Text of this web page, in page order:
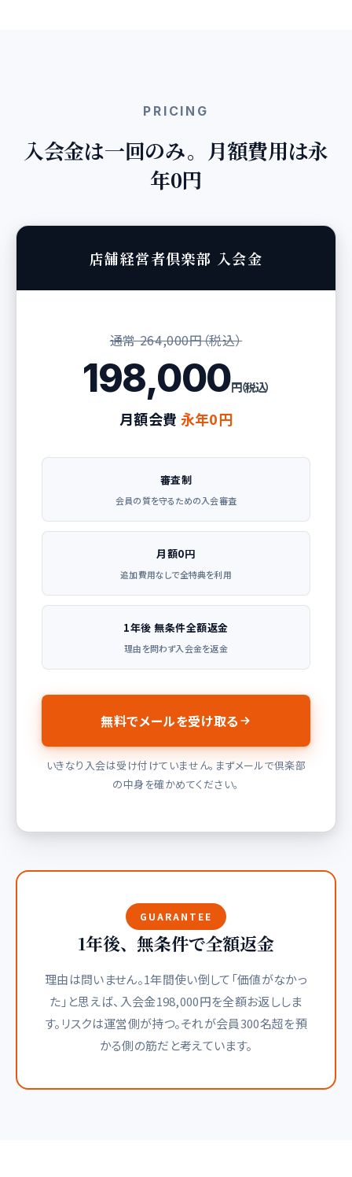
PRICING
入会金は一回のみ。月額費用は永
年0円
店舗経営者倶楽部 入会金
通常 264,000円（税込）
198,000円（税込）
月額会費 永年0円
審査制
会員の質を守るための入会審査
月額0円
追加費用なしで全特典を利用
1年後 無条件全額返金
理由を問わず入会金を返金
無料でメールを受け取る
いきなり入会は受け付けていません。まずメールで倶楽部
の中身を確かめてください。
GUARANTEE
1年後、無条件で全額返金
理由は問いません。1年間使い倒して「価値がなかっ
た」と思えば、入会金198,000円を全額お返ししま
す。リスクは運営側が持つ。それが会員300名超を預
かる側の筋だと考えています。